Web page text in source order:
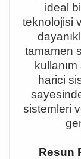
ideal
teknolojisi
dayanıkl
tamamen s
kullanım
harici
sistemleri
Resun